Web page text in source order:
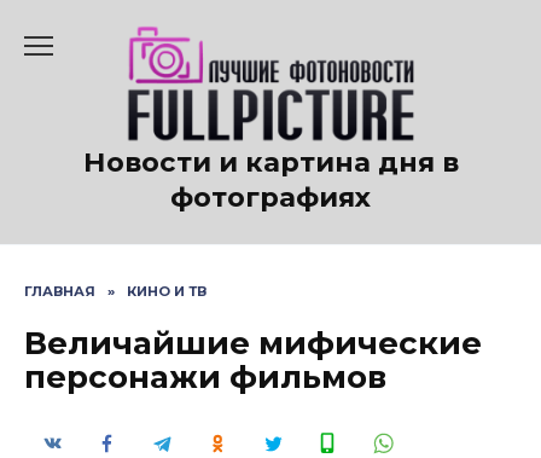
содержанию
Новости и картина дня в
фотографиях
ГЛАВНАЯ » КИНО И ТВ
Величайшие мифические
персонажи фильмов